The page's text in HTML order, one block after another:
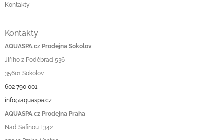
Kontakty
Kontakty
AQUASPA.cz Prodejna Sokolov
Jiřího z Poděbrad 536
35601 Sokolov
602 790 001
info@aquaspa.cz
AQUASPA.cz Prodejna Praha
Nad Safinou I 342